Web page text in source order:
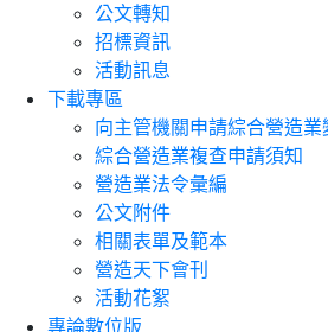
公文轉知
招標資訊
活動訊息
下載專區
向主管機關申請綜合營造
綜合營造業複查申請須知
營造業法令彙編
公文附件
相關表單及範本
營造天下會刊
活動花絮
專論數位版